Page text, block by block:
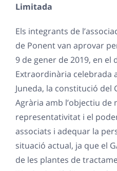
Limitada
Els integrants de
de Ponent van aprovar
9 de gener de 2019, en el
Extraordinària celebrada
Juneda, la constitució del
Agrària amb l’objectiu de
representativitat i el
associats i adequar la
situació actual, ja que el
de les plantes de